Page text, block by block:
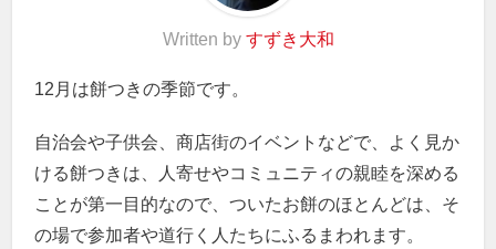
Written by すずき大和
12月は餅つきの季節です。
自治会や子供会、商店街のイベントなどで、よく見か
ける餅つきは、人寄せやコミュニティの親睦を深める
ことが第一目的なので、ついたお餅のほとんどは、そ
の場で参加者や道行く人たちにふるまわれます。